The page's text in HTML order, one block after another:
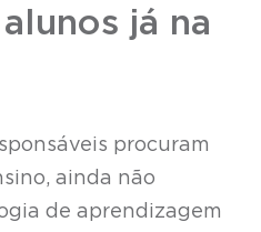
já na
procuram
ainda não
de aprendizagem